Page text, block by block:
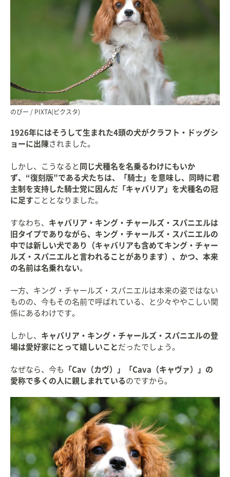
のびー / PIXTA(ピクスタ)
1926年にはそうして生まれた4頭の犬がクラフト・ドッグシ
ョーに出陳されました。
しかし、こうなると 同じ犬種名を名乗るわけにもいか
ず、“復刻版”である犬たちは、「騎士」を意味し、同時に君
主制を支持した騎士党に因んだ「キャバリア」を犬種名の冠
に足す こととなりました。
すなわち、 キャバリア・キング・チャールズ・スパニエルは
旧タイプでありながら、キング・チャールズ・スパニエルの
中では新しい犬であり（キャバリアも含めてキング・チャー
ルズ・スパニエルと言われることがあります）、かつ、本来
の名前は名乗れない。
一方、キング・チャールズ・スパニエルは本来の姿ではない
ものの、今もその名前で呼ばれている、と少々ややこしい関
係にあるわけです。
しかし、 キャバリア・キング・チャールズ・スパニエルの登
場は愛好家にとって嬉しいこと だったでしょう。
なぜなら、今も
「Cav（カヴ）」「Cava（キャヴァ）」の
愛称で多くの人に親しまれている のですから。